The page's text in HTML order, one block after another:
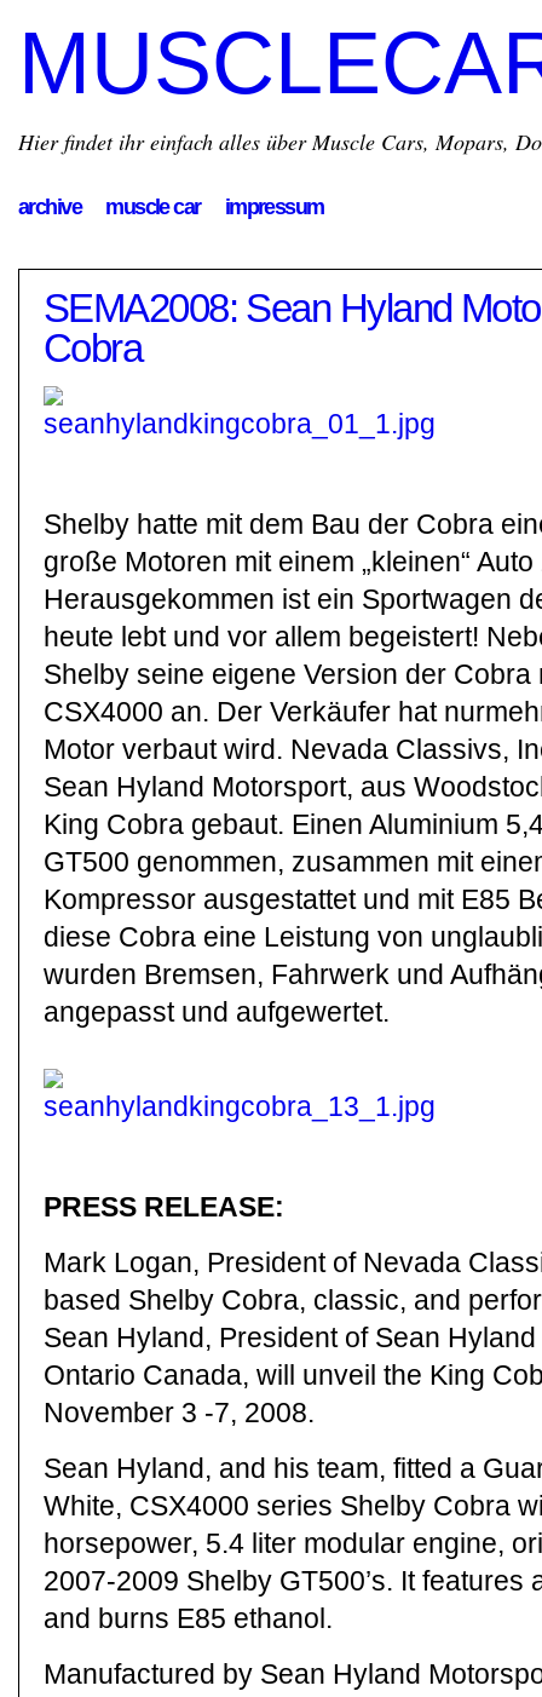
Hier findet ihr einfach alles über Muscle Cars, Mopars,
archive muscle car impressum
SEMA2008: Sean Hyland
Cobra
Shelby hatte mit dem Bau der Cobra
große Motoren mit einem „kleinen“
Herausgekommen ist ein Sportwagen
heute lebt und vor allem begeistert!
Shelby seine eigene Version der
CSX4000 an. Der Verkäufer hat
Motor verbaut wird. Nevada Classivs,
Sean Hyland Motorsport, aus
King Cobra gebaut. Einen Aluminium
GT500 genommen, zusammen mit
Kompressor ausgestattet und mit E85
diese Cobra eine Leistung von
wurden Bremsen, Fahrwerk und
angepasst und aufgewertet.
PRESS RELEASE:
Mark Logan, President of Nevada
based Shelby Cobra, classic, and
Sean Hyland, President of Sean
Ontario Canada, will unveil the King
November 3 -7, 2008.
Sean Hyland, and his team, fitted a
White, CSX4000 series Shelby Cobra
horsepower, 5.4 liter modular engine,
2007-2009 Shelby GT500’s. It
and burns E85 ethanol.
Manufactured by Sean Hyland